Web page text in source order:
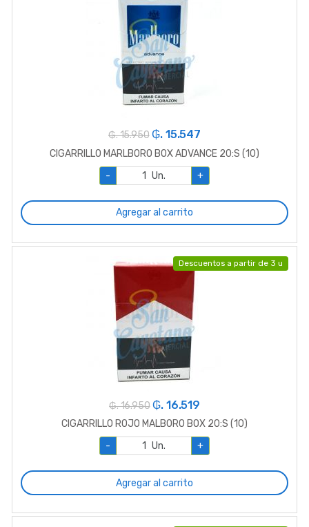
₲. 15.950 ₲. 15.547
CIGARRILLO MARLBORO BOX ADVANCE 20:S (10)
-
Un. +
Agregar al carrito
Descuentos a partir de 3 u
₲. 16.950 ₲. 16.519
CIGARRILLO ROJO MALBORO BOX 20:S (10)
-
Un. +
Agregar al carrito